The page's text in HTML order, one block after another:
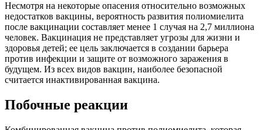
Несмотря на некоторые опасения относительно возможных
недостатков вакцины, вероятность развития полиомиелита
после вакцинации составляет менее 1 случая на 2,7 миллиона
человек. Вакцинация не представляет угрозы для жизни и
здоровья детей; ее цель заключается в создании барьера
против инфекции и защите от возможного заражения в
будущем. Из всех видов вакцин, наиболее безопасной
считается инактивированная вакцина.
Побочные реакции